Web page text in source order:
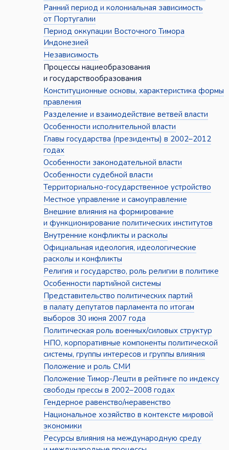
Ранний период и колониальная зависимость
от Португалии
Период оккупации Восточного Тимора
Индонезией
Независимость
Процессы нациеобразования
и государствообразования
Конституционные основы, характеристика формы
правления
Разделение и взаимодействие ветвей власти
Особенности исполнительной власти
Главы государства (президенты) в 2002–2012
годах
Особенности законодательной власти
Особенности судебной власти
Территориально-государственное устройство
Местное управление и самоуправление
Внешние влияния на формирование
и функционирование политических институтов
Внутренние конфликты и расколы
Официальная идеология, идеологические
расколы и конфликты
Религия и государство, роль религии в политике
Особенности партийной системы
Представительство политических партий
в палату депутатов парламента по итогам
выборов 30 июня 2007 года
Политическая роль военных/силовых структур
НПО, корпоративные компоненты политической
системы, группы интересов и группы влияния
Положение и роль СМИ
Положение Тимор-Лешти в рейтинге по индексу
свободы прессы в 2002–2008 годах
Гендерное равенство/неравенство
Национальное хозяйство в контексте мировой
экономики
Ресурсы влияния на международную среду